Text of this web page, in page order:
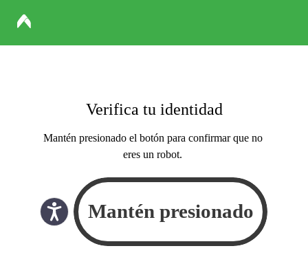
Verifica tu identidad
Mantén presionado el botón para confirmar que no
eres un robot.